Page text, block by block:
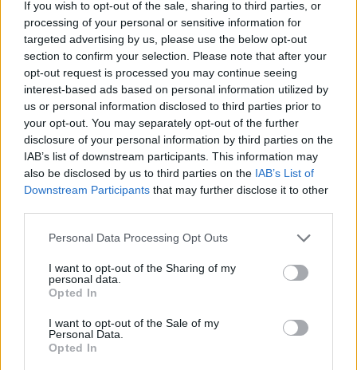
If you wish to opt-out of the sale, sharing to third parties, or
processing of your personal or sensitive information for
targeted advertising by us, please use the below opt-out
section to confirm your selection. Please note that after your
opt-out request is processed you may continue seeing
interest-based ads based on personal information utilized by
us or personal information disclosed to third parties prior to
your opt-out. You may separately opt-out of the further
disclosure of your personal information by third parties on the
IAB’s list of downstream participants. This information may
also be disclosed by us to third parties on the IAB’s List of
Downstream Participants that may further disclose it to other
Personal Data Processing Opt Outs
I want to opt-out of the Sharing of my
personal data.
Opted In
I want to opt-out of the Sale of my
Personal Data.
Opted In
zdravotní riziko a není tak nutné přidávat další látky.
Seznam by podle tiskového mluvčího AV ČR Jana Martinka
byl rozšířen jen o jednotky ukazatelů.
AV ČR se podle SZÚ snaží o zveličování problémů, jejich
vědecké posudky nejsou dostatečně odborné a nutí
veřejnost ke konzumaci balených vod. "Rozsáhlý výzkum
Ústavu pro hydrodynamiku AV ČR přítomnost mikroplastů v
neupravené a částečně dokonce i v upravené vodě
prokázal. Ústav veřejně zdůrazňuje, že mikropolutanty se
mohou vyskytovat i v balených vodách," řekl Martinek.
"Reakce SZÚ je pro AV ČR potvrzením, že expertní
stanoviska AVex dobře plní své poslání a tnou do živého,"
Obsáhlý kritický komentář Ústavu pro hydrodynamiku AV
ČR k jednotlivým výhradám SZÚ zveřejní AV ČR na začátku
tohoto týdne.